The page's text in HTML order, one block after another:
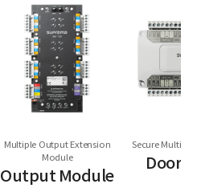
Multiple Output Extension
Module
Output Module
Secure Multi
Door